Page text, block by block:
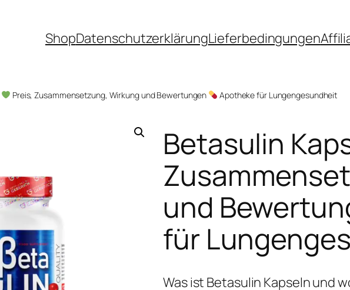
ShopDatenschutzerklärungLieferbedingungen
Preis, Zusammensetzung, Wirkung und Bewertungen Apotheke für Lungengesundheit
Betasulin
und
für
Was ist Betasulin Kapseln und